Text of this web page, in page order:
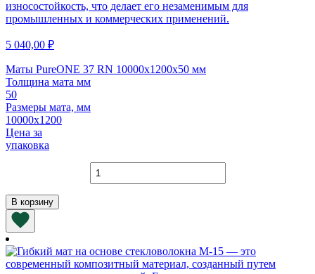
5 040,00 ₽
Маты PureONE 37 RN 10000х1200х50 мм
Толщина мата мм
50
Размеры мата, мм
10000х1200
Цена за
упаковка
Количество
товара
мм
В корзину